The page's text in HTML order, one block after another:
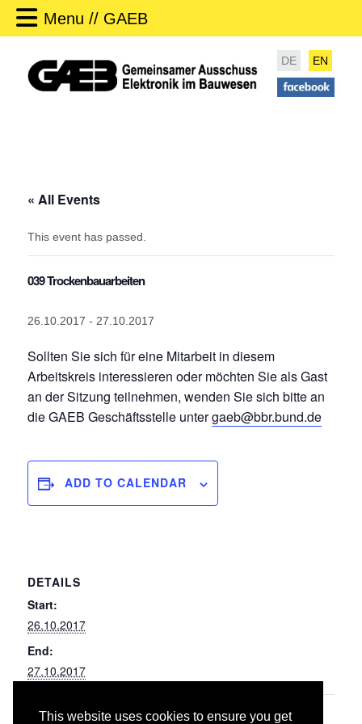
This website uses cookies to ensure you get
Menu // GAEB
DE EN
« All Events
This event has passed.
039 Trockenbauarbeiten
26.10.2017 - 27.10.2017
Sollten Sie sich für eine Mitarbeit in diesem
Arbeitskreis interessieren oder möchten Sie als Gast
an der Sitzung teilnehmen, wenden Sie sich bitte an
die GAEB Geschäftsstelle untergaeb@bbr.bund.de
ADD TO CALENDAR
DETAILS
Start:
26.10.2017
End:
27.10.2017
061 045 Gas-, Wasser- und